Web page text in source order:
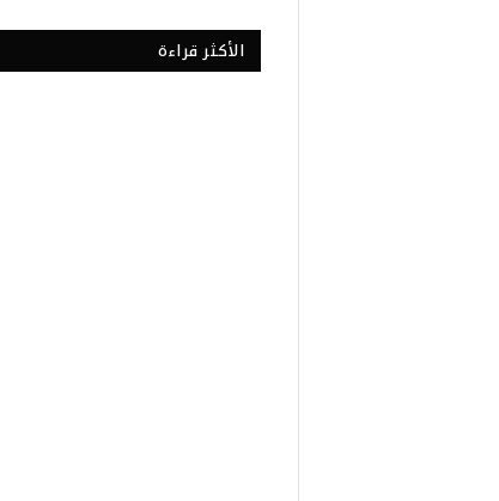
الأكثر قراءة